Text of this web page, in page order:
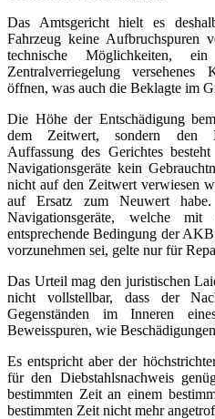
Das Amtsgericht hielt es
Fahrzeug keine Aufbruchspuren
technische Möglichkeiten,
Zentralverriegelung
öffnen, was auch die Beklagte im
Die Höhe der Entschädigung
dem Zeitwert, sondern den
Auffassung des Gerichtes
Navigationsgeräte kein
nicht auf den Zeitwert verwiesen
auf Ersatz zum Neuwert
Navigationsgeräte, welche
entsprechende Bedingung der
vorzunehmen sei, gelte nur für
Das Urteil mag den juristischen
nicht vollstellbar, dass der
Gegenständen im Inneren
Beweisspuren, wie
Es entspricht aber der
für den Diebstahlsnachweis
bestimmten Zeit an einem
bestimmten Zeit nicht mehr